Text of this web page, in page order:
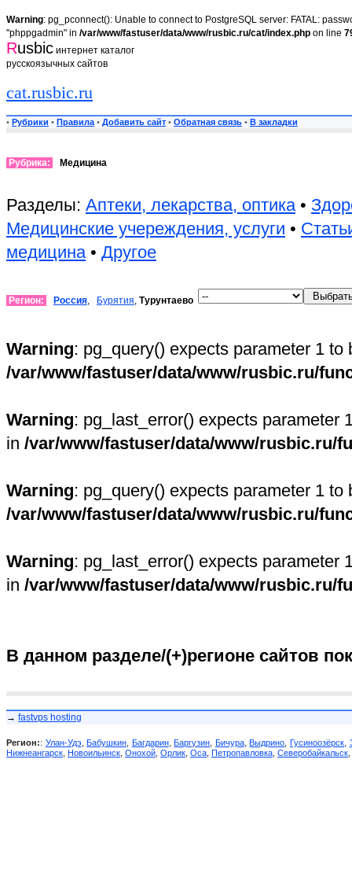
Warning: pg_pconnect(): Unable to connect to PostgreSQL server: FATAL:
"phppgadmin" in /var/www/fastuser/data/www/rusbic.ru/cat/index.php on line
Rusbic интернет каталог
русскоязычных сайтов
cat.rusbic.ru
• Рубрики • Правила • Добавить сайт • Обратная связь • В закладки
Рубрика: Медицина
Разделы: Аптеки, лекарства, оптика•
Медицинские учереждения, услуги •
медицина• Другое
Регион: Россия, Бурятия, Турунтаево
Warning: pg_query() expects parameter 1
/var/www/fastuser/data/www/rusbic.ru/
Warning: pg_last_error() expects parameter
in /var/www/fastuser/data/www/rusbic.ru/
Warning: pg_query() expects parameter 1
/var/www/fastuser/data/www/rusbic.ru/
Warning: pg_last_error() expects parameter
in /var/www/fastuser/data/www/rusbic.ru/
В данном разделе/(+)регионе сайтов
→ fastvps hosting
Регион:: Улан-Удэ ,Бабушкин Багдарин,Баргузин Бичура,Выдрино Гусиноозёрск,
Нижнеангарск Новоильинск Онохой Орлик Оса Петропавловка Северобайкальск